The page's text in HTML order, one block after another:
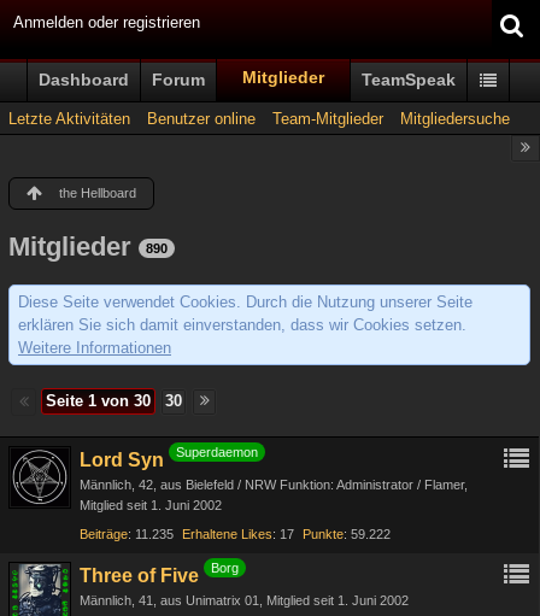
Anmelden oder registrieren
Dashboard Forum Mitglieder TeamSpeak
Letzte Aktivitäten Benutzer online Team-Mitglieder Mitgliedersuche
the Hellboard
Mitglieder 890
Diese Seite verwendet Cookies. Durch die Nutzung unserer Seite
erklären Sie sich damit einverstanden, dass wir Cookies setzen.
Weitere Informationen
Seite 1 von 30 30
Lord Syn Superdaemon
Männlich 42 aus Bielefeld / NRW Funktion: Administrator / Flamer
Mitglied seit 1. Juni 2002
Beiträge 11.235 Erhaltene Likes 17 Punkte 59.222
Three of Five Borg
Männlich 41 aus Unimatrix 01
Mitglied seit 1. Juni 2002